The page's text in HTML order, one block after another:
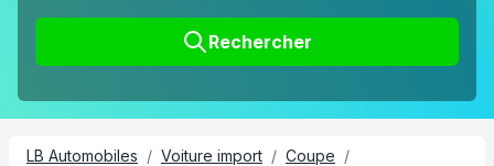
Rechercher
LB Automobiles / Voiture import / Coupe /